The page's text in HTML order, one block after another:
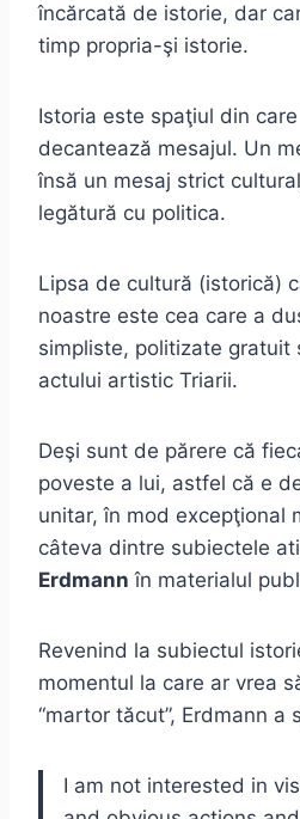
încărcată de istorie, dar
timp propria-şi istorie.
Istoria este spaţiul din care
decantează mesajul. Un
însă un mesaj strict
legătură cu politica.
Lipsa de cultură (istorică)
noastre este cea care a
simpliste, politizate gratuit
actului artistic Triarii.
Deşi sunt de părere că
poveste a lui, astfel că e
unitar, în mod excepţional
câteva dintre subiectele
Erdmann în materialul
Revenind la subiectul
momentul la care ar vrea
“martor tăcut”, Erdmann a
I am not interested in